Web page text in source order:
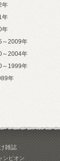
年
年
年
～2009年
～2004年
～1999年
年
雑誌
ンピオン